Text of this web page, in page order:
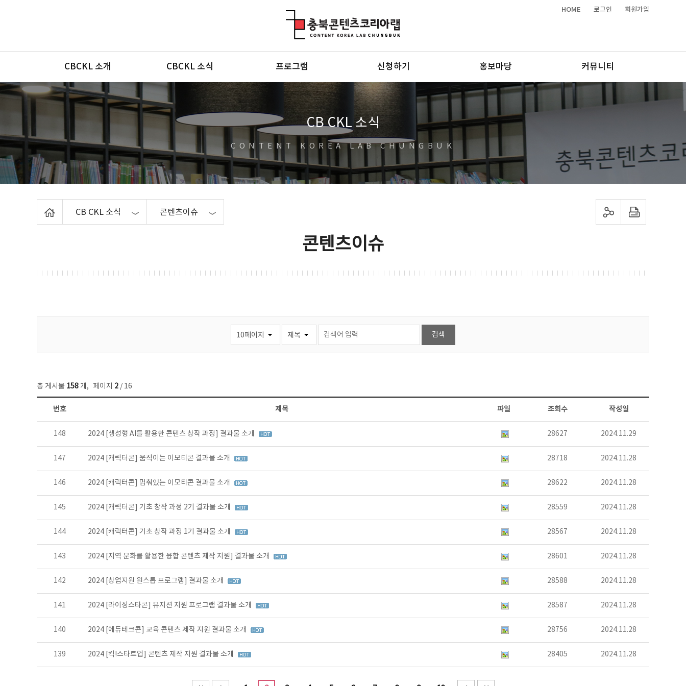
HOME 로그인 회원가입
메뉴
CBCKL 소개 CBCKL 소식 프로그램 신청하기 홍보마당 커뮤니티
CB CKL 소식
CONTENT KOREA LAB CHUNGBUK
CB CKL 소식 콘텐츠이슈 sns 공유하기 프린트하기
콘텐츠이슈
총 게시물 158 개, 페이지 2 / 16
콘텐츠이슈 목록 - 번호, 제목, 작성자, 파일, 조회수, 작성일 정보 제공
번호 제목 파일 조회수 작성일
148 2024 [생성형 AI를 활용한 콘텐츠 창작 과정] 결과물 소개 28627 2024.11.29
147 2024 [캐릭터콘] 움직이는 이모티콘 결과물 소개 28718 2024.11.28
146 2024 [캐릭터콘] 멈춰있는 이모티콘 결과물 소개 28622 2024.11.28
145 2024 [캐릭터콘] 기초 창작 과정 2기 결과물 소개 28559 2024.11.28
144 2024 [캐릭터콘] 기초 창작 과정 1기 결과물 소개 28567 2024.11.28
143 2024 [지역 문화를 활용한 융합 콘텐츠 제작 지원] 결과물 소개 28601 2024.11.28
142 2024 [창업지원 원스톱 프로그램] 결과물 소개 28588 2024.11.28
141 2024 [라이징스타콘] 뮤지션 지원 프로그램 결과물 소개 28587 2024.11.28
140 2024 [에듀테크콘] 교육 콘텐츠 제작 지원 결과물 소개 28756 2024.11.28
139 2024 [킥!스타트업] 콘텐츠 제작 지원 결과물 소개 28405 2024.11.28